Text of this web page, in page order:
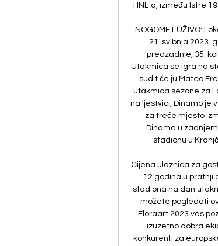
HNL-a, između Istre
NOGOMET UŽIVO:
21. svibnja 2023.
predzadnje, 35.
Utakmica se igra na
sudit će ju Mateo
utakmica sezone za
na ljestvici, Dinamo je
za treće mjesto
Dinama u
stadionu u
Cijena ulaznica za
12 godina u pratnji
stadiona na dan
možete pogledati
Floraart 2023 vas
izuzetno dobra
konkurenti za